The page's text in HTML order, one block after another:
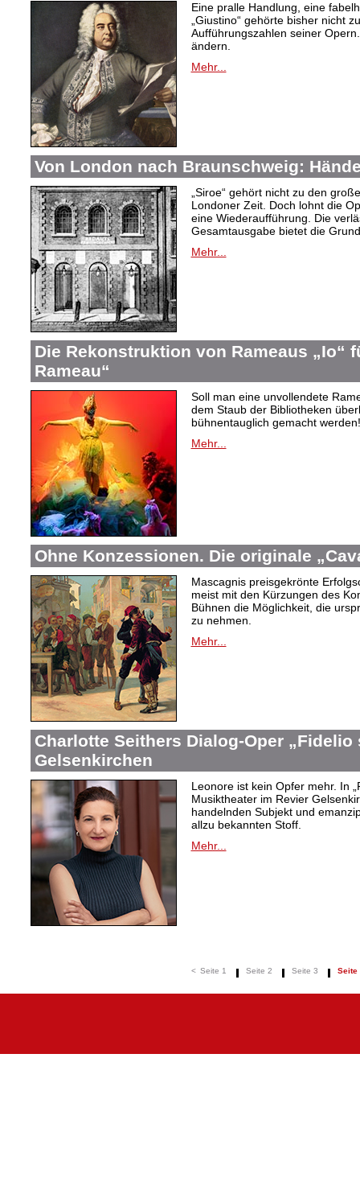
Eine pralle Handlung, eine
„Giustino“ gehörte bisher nicht
Aufführungszahlen seiner
ändern.
Mehr...
Von London nach Braunschweig:
„Siroe“ gehört nicht zu den
Londoner Zeit. Doch lohnt die
eine Wiederaufführung. Die
Gesamtausgabe bietet die
Mehr...
Die Rekonstruktion von Rameaus „Io“
Rameau“
Soll man eine unvollendete
dem Staub der Bibliotheken
bühnentauglich gemacht
Mehr...
Ohne Konzessionen. Die originale
Mascagnis preisgekrönte
meist mit den Kürzungen des
Bühnen die Möglichkeit, die
zu nehmen.
Mehr...
Charlotte Seithers Dialog-Oper „Fidelio
Gelsenkirchen
Leonore ist kein Opfer mehr. In
Musiktheater im Revier
handelnden Subjekt und
allzu bekannten Stoff.
Mehr...
< Seite 1 Seite 2 Seite 3 Seite